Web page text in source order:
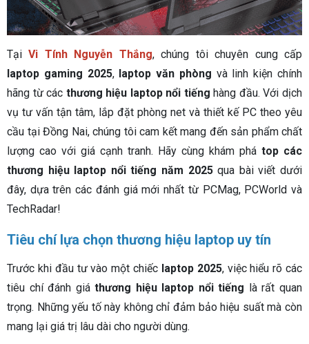
TạiVi Tính Nguyễn Thắng, chúng tôi chuyên cung cấp
laptop gaming 2025, laptop văn phòng và linh kiện chính
hãng từ các thương hiệu laptop nổi tiếng hàng đầu. Với dịch
vụ tư vấn tận tâm, lắp đặt phòng net và thiết kế PC theo yêu
cầu tại Đồng Nai, chúng tôi cam kết mang đến sản phẩm chất
lượng cao với giá cạnh tranh. Hãy cùng khám phá top các
thương hiệu laptop nổi tiếng năm 2025qua bài viết dưới
đây, dựa trên các đánh giá mới nhất từ PCMag, PCWorld và
TechRadar!
Tiêu chí lựa chọn thương hiệu laptop uy tín
Trước khi đầu tư vào một chiếc laptop 2025, việc hiểu rõ các
tiêu chí đánh giáthương hiệu laptop nổi tiếng là rất quan
trọng. Những yếu tố này không chỉ đảm bảo hiệu suất mà còn
mang lại giá trị lâu dài cho người dùng.